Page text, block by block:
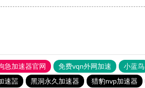
急加速器官网 免费vqn外网加速 小蓝鸟
速噐 黑洞永久加速器 猎豹nvp加速器